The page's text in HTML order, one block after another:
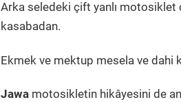
Arka seledeki çift yanlı motosiklet
kasabadan.
Ekmek ve mektup mesela ve dahi
Jawamotosikletin hikâyesini de